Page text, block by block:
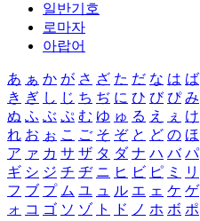
일반기호
로마자
아랍어
あ ぁ か が さ ざ た だ な は ば
き ぎ し じ ち ぢ に ひ び ぴ み
ぬ ふ ぶ ぷ む ゆ ゅ る え ぇ け
れ お ぉ こ ご そ ぞ と ど の ほ
ア ァ カ サ ザ タ ダ ナ ハ バ パ
ギ シ ジ チ ヂ ニ ヒ ビ ピ ミ リ
フ ブ プ ム ユ ュ ル エ ェ ケ ゲ
ォ コ ゴ ソ ゾ ト ド ノ ホ ボ ポ